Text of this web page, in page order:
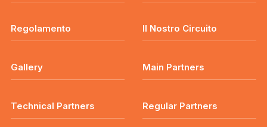
Regolamento Il Nostro Circuito
Gallery Main Partners
Technical Partners Regular Partners